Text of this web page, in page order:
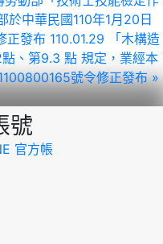
於中華民國110年1月20日
正發布 110.01.29 「木構造
、第9.3 點 規定，業經本
號令修正發布 »
號